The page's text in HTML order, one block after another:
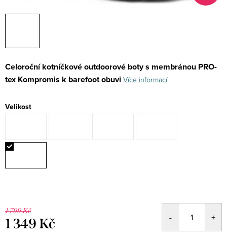
Celoroční kotníčkové outdoorové boty s membránou PRO-
tex Kompromis k barefoot obuvi Více informací
Velikost
1 799 Kč
1 349 Kč